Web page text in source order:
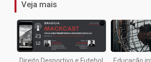
Veja mais